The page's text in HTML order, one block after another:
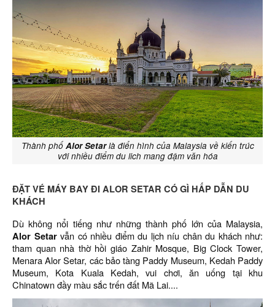
Thành phố Alor Setarlà điển hình của Malaysia về kiến trúc
với nhiều điểm du lich mang đậm văn hóa
ĐẶT VÉ MÁY BAY ĐI ALOR SETAR CÓ GÌ HẤP DẪN DU
KHÁCH
Dù không nổi tiếng như những thành phố lớn của Malaysia,
Alor Setarvẫn có nhiều điểm du lịch níu chân du khách như:
tham quan nhà thờ hồi giáo Zahir Mosque, Big Clock Tower,
Menara Alor Setar, các bảo tàng Paddy Museum, Kedah Paddy
Museum, Kota Kuala Kedah, vui chơi, ăn uống tại khu
Chinatown đầy màu sắc trến đất Mã Lai....